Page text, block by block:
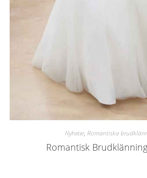
Nyheter, Romantiska
Romantisk